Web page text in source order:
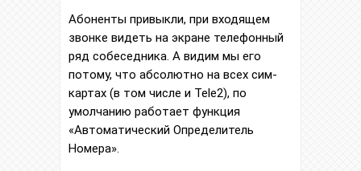
Абоненты привыкли, при входящем
звонке видеть на экране телефонный
ряд собеседника. А видим мы его
потому, что абсолютно на всех сим-
картах (в том числе и Tele2), по
умолчанию работает функция
«Автоматический Определитель
Номера».